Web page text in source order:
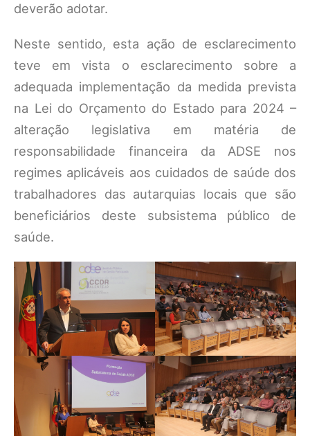
deverão adotar.
Neste sentido, esta ação de esclarecimento
teve em vista o esclarecimento sobre a
adequada implementação da medida prevista
na Lei do Orçamento do Estado para 2024 –
alteração legislativa em matéria de
responsabilidade financeira da ADSE nos
regimes aplicáveis aos cuidados de saúde dos
trabalhadores das autarquias locais que são
beneficiários deste subsistema público de
saúde.